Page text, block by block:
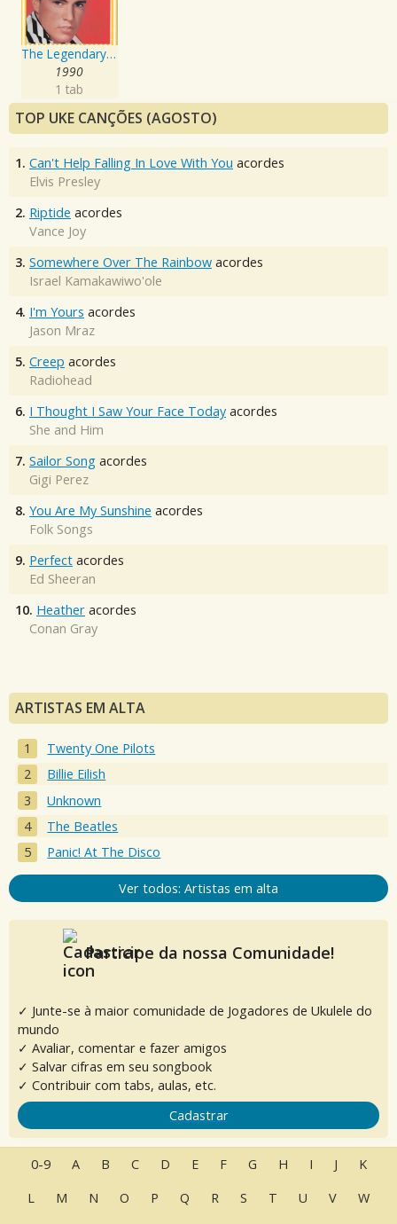
The Legendary Masters Series Volume 1
1990
1 tab
TOP UKE CANÇÕES (AGOSTO)
1. Can't Help Falling In Love With You acordes
Elvis Presley
2. Riptide acordes
Vance Joy
3. Somewhere Over The Rainbow acordes
Israel Kamakawiwo'ole
4. I'm Yours acordes
Jason Mraz
5. Creep acordes
Radiohead
6. I Thought I Saw Your Face Today acordes
She and Him
7. Sailor Song acordes
Gigi Perez
8. You Are My Sunshine acordes
Folk Songs
9. Perfect acordes
Ed Sheeran
10. Heather acordes
Conan Gray
ARTISTAS EM ALTA
Twenty One Pilots
Billie Eilish
Unknown
The Beatles
Panic! At The Disco
Ver todos: Artistas em alta
Participe da nossa Comunidade!
✓ Junte-se à maior comunidade de Jogadores de Ukulele do
mundo
✓ Avaliar, comentar e fazer amigos
✓ Salvar cifras em seu songbook
✓ Contribuir com tabs, aulas, etc.
Cadastrar
0-9 A B C D E F G H I J
K
L
M N O P Q R S T U V
W